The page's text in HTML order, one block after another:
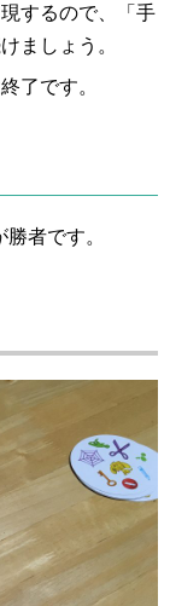
するので、「手
ましょう。
了です。
者です。